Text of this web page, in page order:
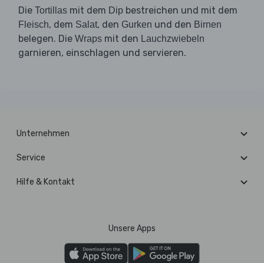
Die Tortillas mit dem Dip bestreichen und mit dem
Fleisch, dem Salat, den Gurken und den Birnen
belegen. Die Wraps mit den Lauchzwiebeln
garnieren, einschlagen und servieren.
Unternehmen
Service
Hilfe & Kontakt
Unsere Apps